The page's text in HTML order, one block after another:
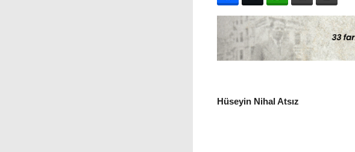
Hüseyin Nihal Atsız